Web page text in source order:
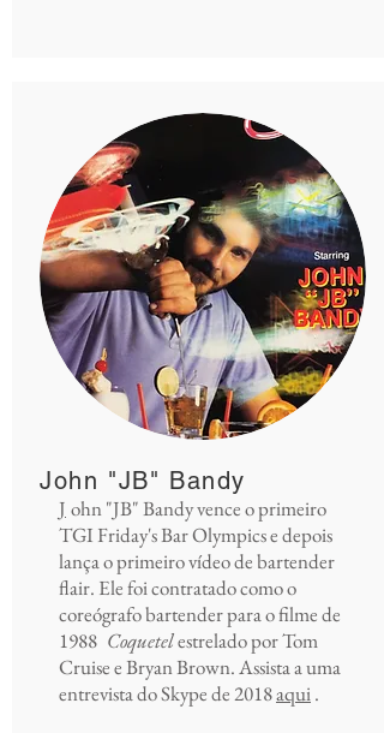
John "JB" Bandy
J ohn "JB" Bandy vence o primeiro
TGI Friday's Bar Olympics e depois
lança o primeiro vídeo de bartender
flair. Ele foi contratado como o
coreógrafo bartender para o filme de
1988 Coquetelestrelado por Tom
Cruise e Bryan Brown. Assista a uma
entrevista do Skype de 2018aqui.